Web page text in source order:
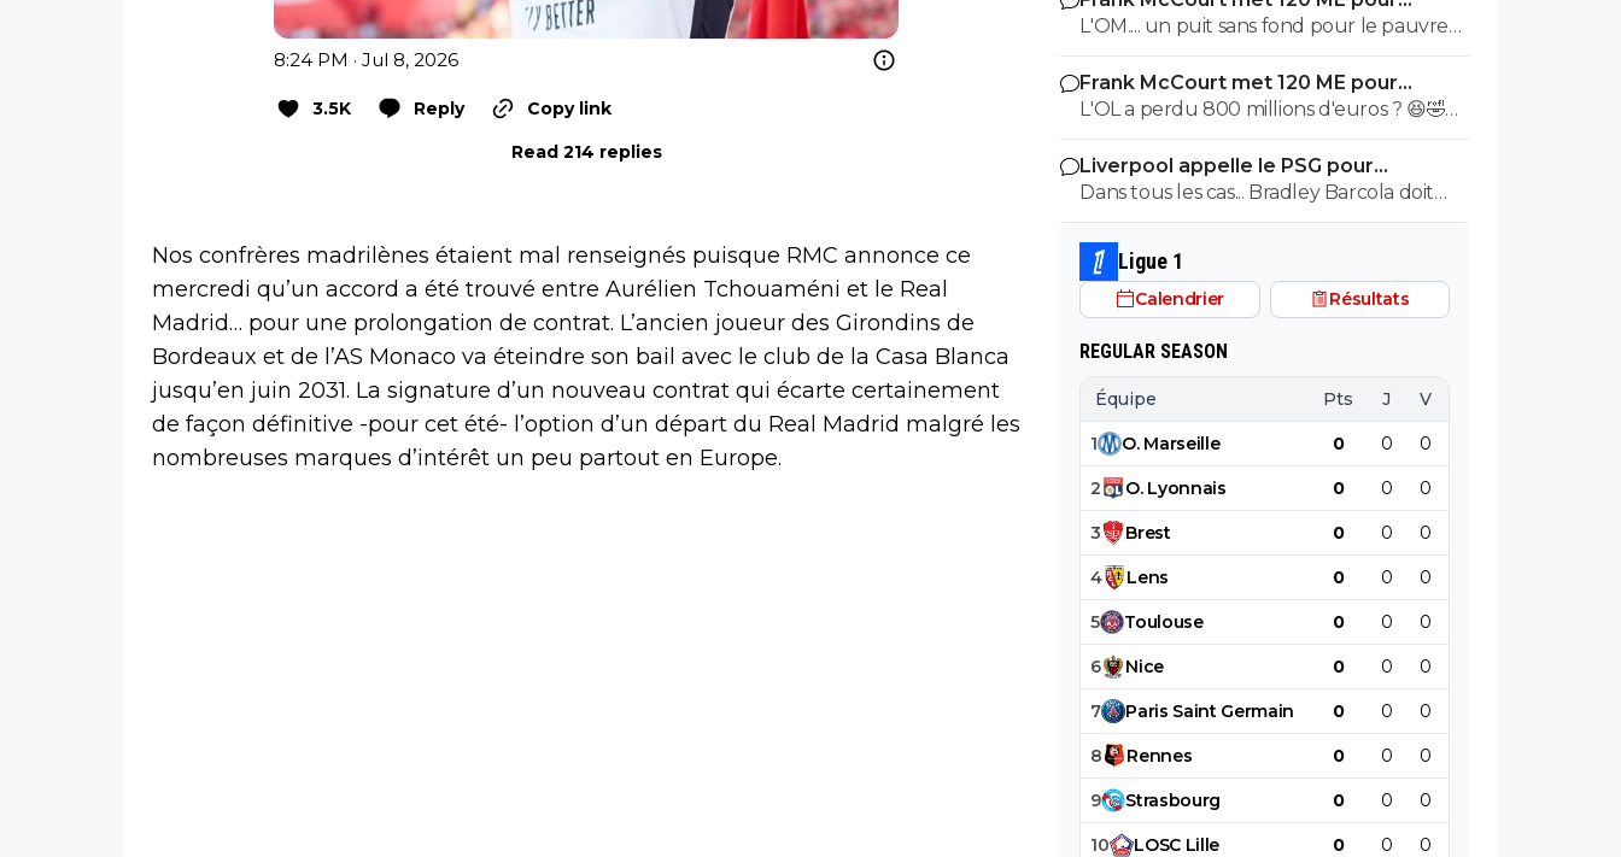
8:24 PM · Jul 8, 2026
3.5K Reply
Copy link
Read 214 replies
Nos confrères madrilènes étaient mal renseignés puisque RMC annonce ce
mercredi qu’un accord a été trouvé entre Aurélien Tchouaméni et le Real
Madrid… pour une prolongation de contrat. L’ancien joueur des Girondins de
Bordeaux et de l’AS Monaco va éteindre son bail avec le club de la Casa Blanca
jusqu’en juin 2031. La signature d’un nouveau contrat qui écarte certainement
de façon définitive -pour cet été- l’option d’un départ du Real Madrid malgré les
nombreuses marques d’intérêt un peu partout en Europe.
bon vent a lui pour le reste de sa carrière
...
sauver l’OM !
L'OM.... un puit sans fond pour le pauvre
Frank McCourt.
Frank McCourt met 120 ME pour
sauver l’OM !
L'OL a perdu 800 millions d'euros ? 😆🤣😂
Pourquoi pas un milliard tant que tu y es !
^^
Liverpool appelle le PSG pour
renoncer à Barcola
Dans tous les cas... Bradley Barcola doit
être très inquiet. Ce qui est vraiment
compréhensible lorsque l'on sait
comment le PSG a traiter Kylian Mbappé
lorsqu'il avait voulu quitter le PSG.
Ligue 1
Calendrier Résultats
REGULAR SEASON
Équipe Pts J V
1 O. Marseille 0 0 0
2 O. Lyonnais 0 0 0
3 Brest 0 0 0
4 Lens 0 0 0
5 Toulouse 0 0 0
6 Nice 0 0 0
7 Paris Saint Germain 0 0 0
8 Rennes 0 0 0
9 Strasbourg 0 0 0
10 LOSC Lille 0 0 0